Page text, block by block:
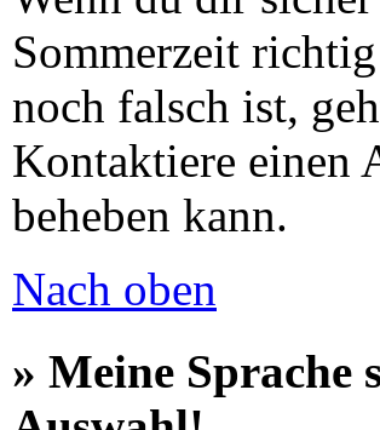
Sommerzeit
noch falsch ist,
Kontaktiere einen
beheben kann.
Nach oben
» Meine Sprache